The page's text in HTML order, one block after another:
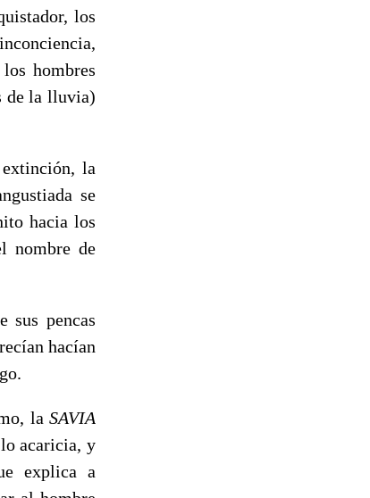
los
hombres
de la lluvia)
la
se
hacia los
nombre de
sus pencas
hacían
laSAVIA
lo acaricia, y
explica a